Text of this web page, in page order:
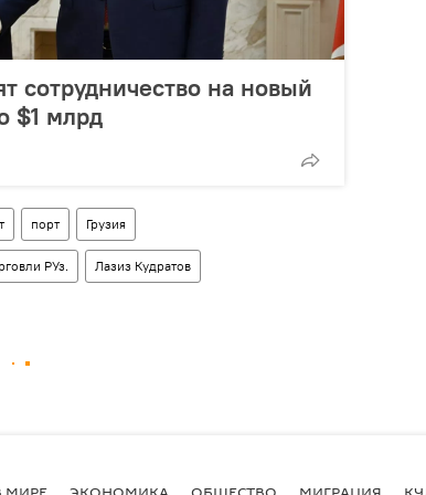
сотрудничество на новый
$1 млрд
порт Грузия
РУз. Лазиз Кудратов